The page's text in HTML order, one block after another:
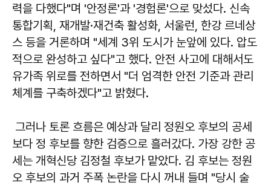
력을 다했다"며 '안정론'과 '경험론'으로 맞섰다. 신속
통합기획, 재개발·재건축 활성화, 서울런, 한강 르네상
스 등을 거론하며 "세계 3위 도시가 눈앞에 있다. 압도
적으로 완성하고 싶다"고 했다. 안전 사고에 대해서도
유가족 위로를 전하면서 "더 엄격한 안전 기준과 관리
체계를 구축하겠다"고 밝혔다.
그러나 토론 흐름은 예상과 달리 정원오 후보의 공세
보다 정 후보를 향한 검증으로 흘러갔다. 가장 강한 공
세는 개혁신당 김정철 후보가 맡았다. 김 후보는 정원
오 후보의 과거 주폭 논란을 다시 꺼내 들며 "당시 술